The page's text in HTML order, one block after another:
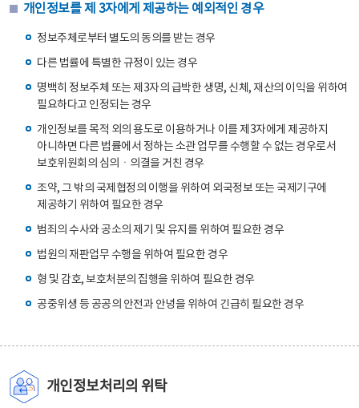
개인정보를 제 3자에게 제공하는 예외적인 경우
정보주체로부터 별도의 동의를 받는 경우
다른 법률에 특별한 규정이 있는 경우
명백히 정보주체 또는 제3자의 급박한 생명, 신체, 재산의 이익을 위하여
필요하다고 인정되는 경우
개인정보를 목적 외의 용도로 이용하거나 이를 제3자에게 제공하지
아니하면 다른 법률에서 정하는 소관 업무를 수행할 수 없는 경우로서
보호위원회의 심의ㆍ의결을 거친 경우
조약, 그 밖의 국제협정의 이행을 위하여 외국정보 또는 국제기구에
제공하기 위하여 필요한 경우
범죄의 수사와 공소의 제기 및 유지를 위하여 필요한 경우
법원의 재판업무 수행을 위하여 필요한 경우
형 및 감호, 보호처분의 집행을 위하여 필요한 경우
공중위생 등 공공의 안전과 안녕을 위하여 긴급히 필요한 경우
개인정보처리의 위탁